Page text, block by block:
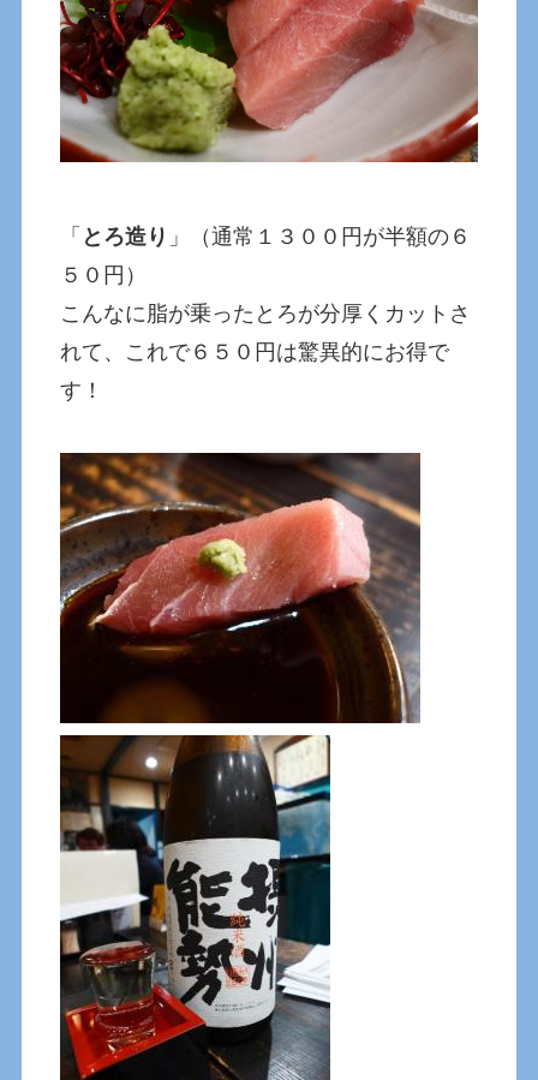
「 とろ造り 」（通常１３００円が半額の６
５０円）
こんなに脂が乗ったとろが分厚くカットさ
れて、これで６５０円は驚異的にお得で
す！